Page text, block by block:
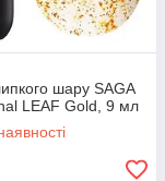
шару SAGA
LEAF Gold, 9 мл